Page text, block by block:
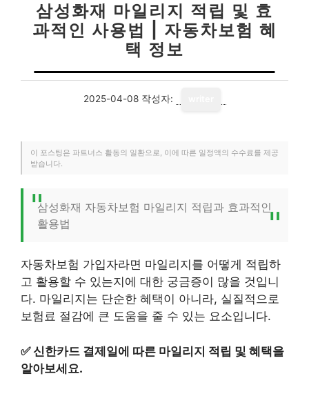
삼성화재 마일리지 적립 및 효
과적인 사용법 | 자동차보험 혜
택 정보
2025-04-08 작성자:
이 포스팅은 파트너스 활동의 일환으로, 이에 따른 일정액의 수수료를 제공
받습니다.
삼성화재 자동차보험 마일리지 적립과 효과적인
활용법
자동차보험 가입자라면 마일리지를 어떻게 적립하
고 활용할 수 있는지에 대한 궁금증이 많을 것입니
다. 마일리지는 단순한 혜택이 아니라, 실질적으로
보험료 절감에 큰 도움을 줄 수 있는 요소입니다.
✅신한카드 결제일에 따른 마일리지 적립 및 혜택을
알아보세요.